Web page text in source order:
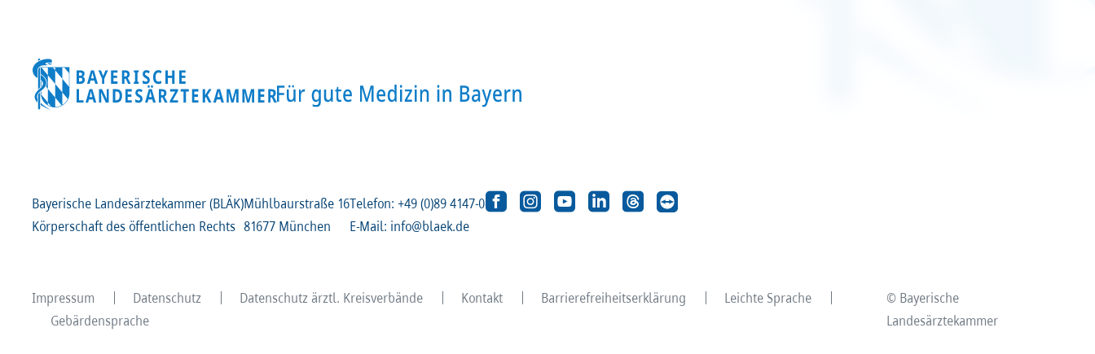
Bayerische Landesärztekammer (BLÄK)
Körperschaft des öffentlichen Rechts
Mühlbaurstraße 16
81677 München
Telefon: +49 (0)89 4147-0
E-Mail: info@blaek.de
Impressum Datenschutz Datenschutz ärztl. Kreisverbände Kontakt Barrierefreiheitserklärung
Leichte Sprache
Gebärdensprache
© Bayerische
Landesärztekammer